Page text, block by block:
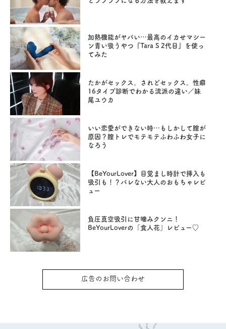
加熱機能がヤバい…最高のイカせマシー
ン青い吸うやつ『Tara S 2代目』を使っ
てみた
たかがセックス。されどセックス。性癖
16タイプ診断でわかる流派の違い／妹
尾ユウカ
いい恋愛ができない時…もしかして膣が
原因？膣トレでモテモテふわふわ女子に
なろう
【BeYourLover】目覚まし時計で挿入も
吸引も！？バレない大人のおもちゃレビ
ュー
負圧真空吸引に甘噛みクンニ！
BeYourLoverの「食人花」レビュー♡
広告のお問い合わせ